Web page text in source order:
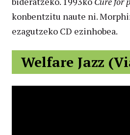
konbentzitu naute ni.
ezagutzeko CD ezinhobea.
Welfare Jazz